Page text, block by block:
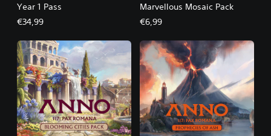
Year 1 Pass
€34,99
Marvellous Mosaic Pack
€6,99